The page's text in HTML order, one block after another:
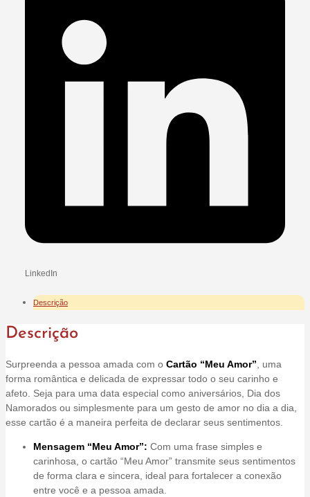
LinkedIn
Descrição
Descrição
Surpreenda a pessoa amada com o Cartão “Meu Amor” , uma
forma romântica e delicada de expressar todo o seu carinho e
afeto. Seja para uma data especial como aniversários, Dia dos
Namorados ou simplesmente para um gesto de amor no dia a dia,
esse cartão é a maneira perfeita de declarar seus sentimentos.
Mensagem “Meu Amor”: Com uma frase simples e
carinhosa, o cartão “Meu Amor” transmite seus sentimentos
de forma clara e sincera, ideal para fortalecer a conexão
entre você e a pessoa amada.